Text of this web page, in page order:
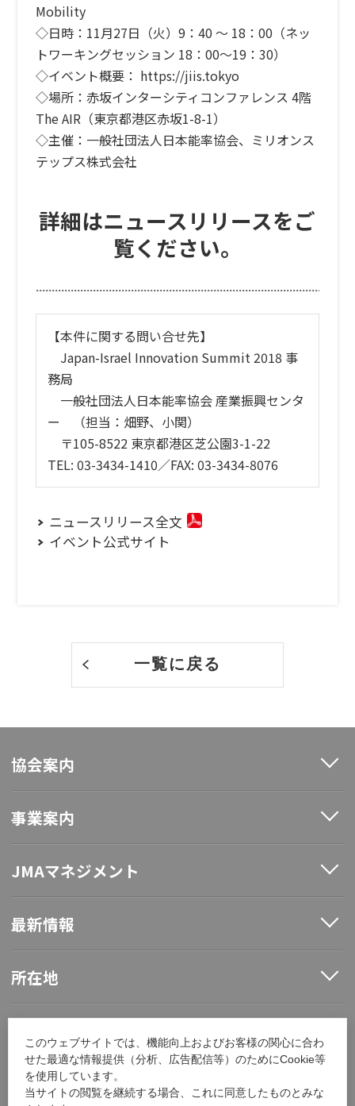
このウェブサイトでは、機能向上およびお客様の関心に合わ
せた最適な情報提供（分析、広告配信等）のためにCookie等
を使用しています。
当サイトの閲覧を継続する場合、これに同意したものとみな
Mobility
◇日時：11月27日（火）9：40 ～ 18：00（ネッ
トワーキングセッション 18：00～19：30）
◇イベント概要： https://jiis.tokyo
◇場所：赤坂インターシティコンファレンス 4階
The AIR（東京都港区赤坂1-8-1）
◇主催：一般社団法人日本能率協会、ミリオンス
テップス株式会社
詳細はニュースリリースをご
覧ください。
【本件に関する問い合せ先】
Japan-Israel Innovation Summit 2018 事
務局
一般社団法人日本能率協会 産業振興センタ
ー （担当：畑野、小関）
〒105-8522 東京都港区芝公園3-1-22
TEL: 03-3434-1410／FAX: 03-3434-8076
ニュースリリース全文
イベント公式サイト
一覧に戻る
協会案内
事業案内
JMAマネジメント
最新情報
所在地
採用情報